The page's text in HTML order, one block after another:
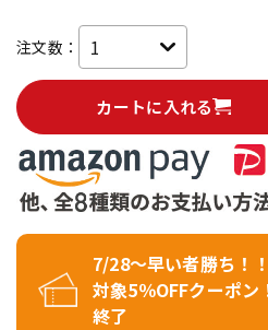
注文数：
カートに入れる
7/28～早い者勝ち！
対象5％OFFクーポ
終了